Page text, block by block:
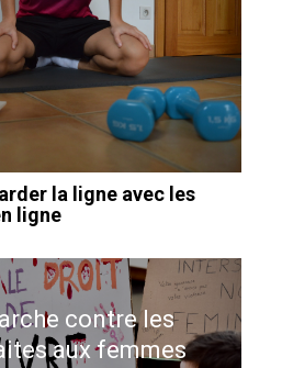
la ligne avec les
ligne
contre les
aux femmes